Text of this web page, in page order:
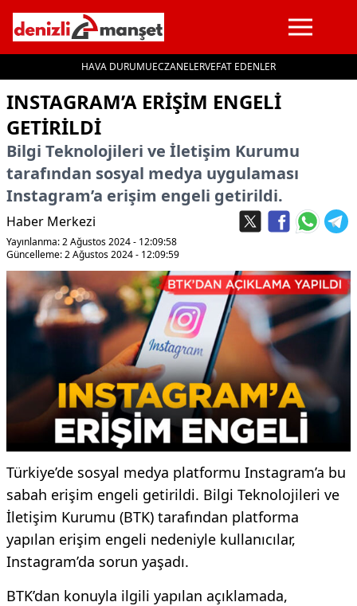
HAVA DURUMUECZANELERVEFAT EDENLER
INSTAGRAM’A ERIŞIM ENGELI
GETIRILDI
Bilgi Teknolojileri ve İletişim Kurumu
tarafından sosyal medya uygulaması
Instagram’a erişim engeli getirildi.
Haber Merkezi
Yayınlanma: 2 Ağustos 2024 - 12:09:58
Güncelleme: 2 Ağustos 2024 - 12:09:59
Türkiye’de sosyal medya platformu Instagram’a bu
sabah erişim engeli getirildi. Bilgi Teknolojileri ve
İletişim Kurumu (BTK) tarafından platforma
yapılan erişim engeli nedeniyle kullanıcılar,
Instagram’da sorun yaşadı.
BTK’dan konuyla ilgili yapılan açıklamada,